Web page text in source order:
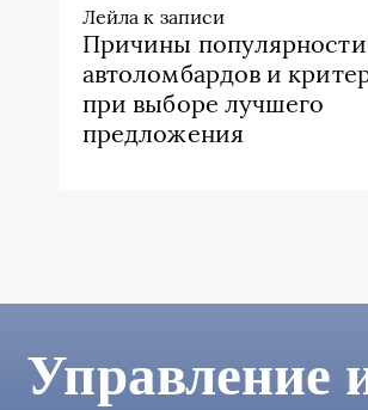
Лейла к записи
Причины популярности
автоломбардов и
при выборе лучшего
предложения
Управление